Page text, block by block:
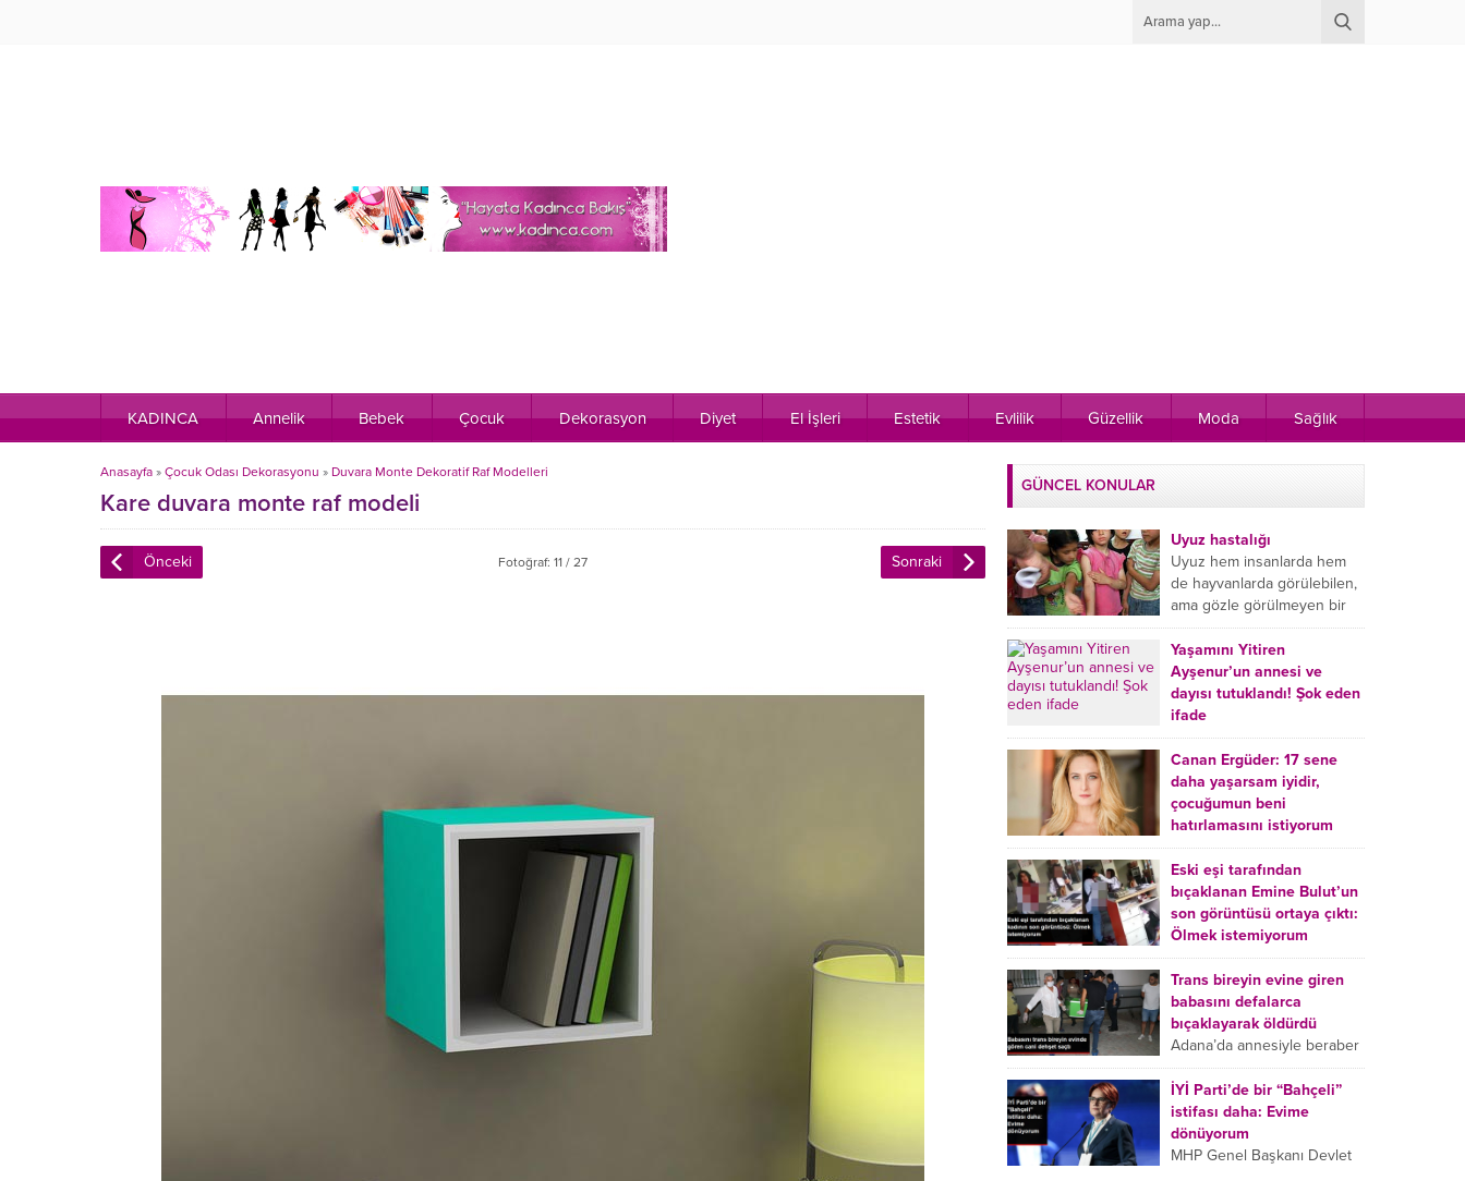
KADINCA Annelik Bebek Çocuk Dekorasyon Diyet El İşleri Estetik Evlilik Güzellik Moda Sağlık
Anasayfa » Çocuk Odası Dekorasyonu » Duvara Monte Dekoratif Raf Modelleri
Kare duvara monte raf modeli
Önceki Fotoğraf: 11 / 27 Sonraki
GÜNCEL KONULAR
Uyuz hastalığı
Uyuz hem insanlarda hem
de hayvanlarda görülebilen,
ama gözle görülmeyen bir
tür mikroplu böcek
hastalığıdır. Uyuz hastalığı
(Urticaria), deride veya...
Yaşamını Yitiren
Ayşenur’un annesi ve
dayısı tutuklandı! Şok eden
ifade
Burdur’da yatağında ölü
bulunan Ayşenur Kazık’ın (2)
annesi Kader Karadeniz (23)
ile dayısı Hızır Tunç
Çetinkaya (19) tutuklandı.
Çetinkaya, ifadesinde...
Canan Ergüder: 17 sene
daha yaşarsam iyidir,
çocuğumun beni
hatırlamasını istiyorum
Kanser tedavisi gören ünlü
oyuncu Canan Ergüder,
hastalık sürecini anlattı:
Meme kanserine yakalanan
ünlü oyuncu Canan Ergüder
aklıma ilk ölümün...
Eski eşi tarafından
bıçaklanan Emine Bulut’un
son görüntüsü ortaya çıktı:
Ölmek istemiyorum
Kırıkkale’de eski eşi
tarafından boğazından
bıçaklanan Emine Bulut’un
“Ben ölmek istemiyorum”
demesi ve yanında bulunan
10 yaşındaki kızının “Anne
lütfen...
Trans bireyin evine giren
babasını defalarca
bıçaklayarak öldürdü
Adana’da annesiyle beraber
takip ettiği babasının trans
bireyin evine girdiği gören
cani, babasını vücudunun
çeşitli yerlerinden
bıçaklayarak öldürdü.
İYİ Parti’de bir “Bahçeli”
istifası daha: Evime
dönüyorum
MHP Genel Başkanı Devlet